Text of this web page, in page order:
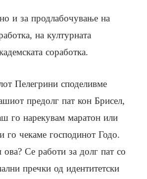
и за продлабочување на
на културната
соработка.
Пелегрини споделивме
предолг пат кон Брисел,
го нарекувам маратон или
го чекаме господинот Годо.
Се работи за долг пат со
пречки од идентитетски